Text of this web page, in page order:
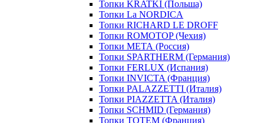
Топки KRATKI (Польша)
Топки La NORDICA
Топки RICHARD LE DROFF
Топки ROMOTOP (Чехия)
Топки МЕТА (Россия)
Топки SPARTHERM (Германия)
Топки FERLUX (Испания)
Топки INVICTA (Франция)
Топки PALAZZETTI (Италия)
Топки PIAZZETTA (Италия)
Топки SCHMID (Германия)
Топки TOTEM (Франция)